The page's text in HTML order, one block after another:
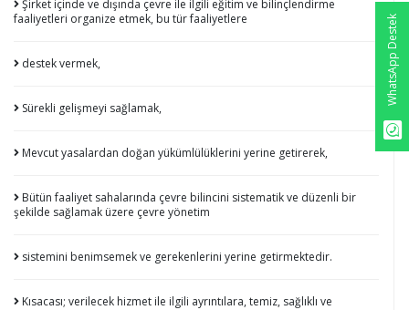
Şirket içinde ve dışında çevre ile ilgili eğitim ve bilinçlendirme
faaliyetleri organize etmek, bu tür faaliyetlere
destek vermek,
Sürekli gelişmeyi sağlamak,
Mevcut yasalardan doğan yükümlülüklerini yerine getirerek,
Bütün faaliyet sahalarında çevre bilincini sistematik ve düzenli bir
şekilde sağlamak üzere çevre yönetim
sistemini benimsemek ve gerekenlerini yerine getirmektedir.
Kısacası; verilecek hizmet ile ilgili ayrıntılara, temiz, sağlıklı ve
WhatsApp Destek